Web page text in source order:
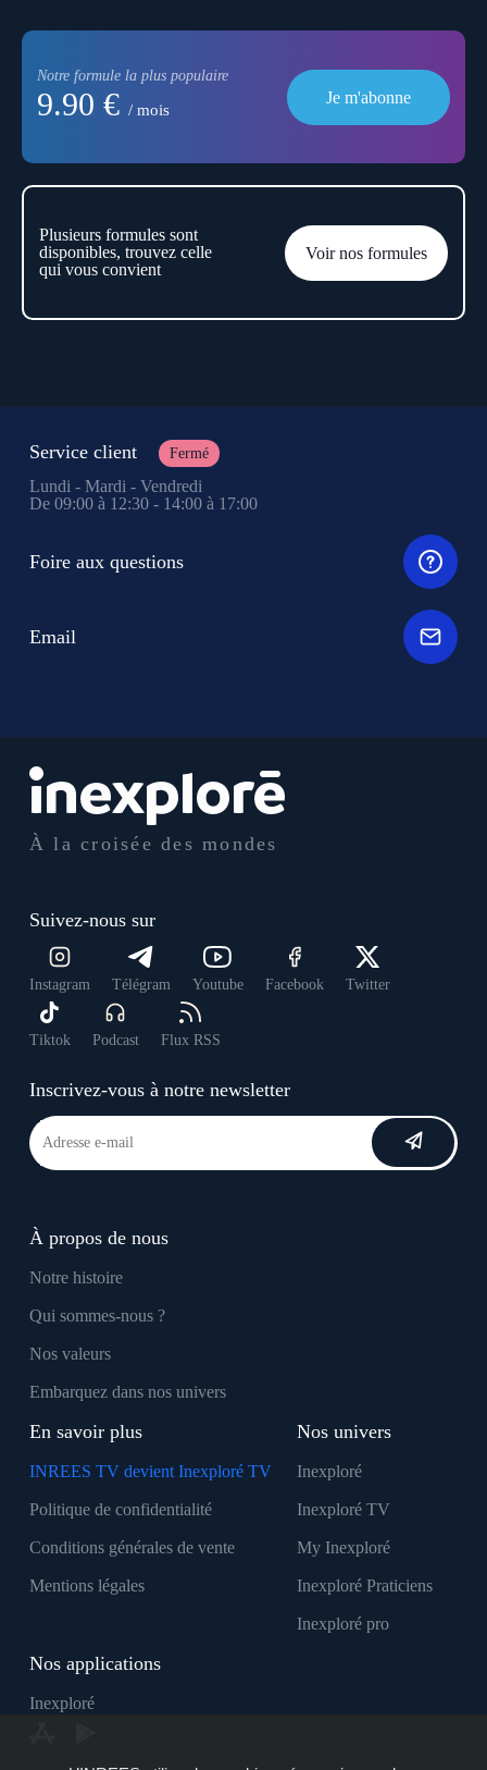
Notre formule la plus populaire
9.90 € / mois
Je m'abonne
Plusieurs formules sont
disponibles, trouvez celle
qui vous convient
Voir nos formules
À la croisée des mondes
Suivez-nous sur
Instagram Télégram Youtube Facebook Twitter
Tiktok Podcast Flux RSS
Inscrivez-vous à notre newsletter
À propos de nous
Notre histoire
Qui sommes-nous ?
Nos valeurs
Embarquez dans nos univers
En savoir plus
INREES TV devient Inexploré TV
Politique de confidentialité
Conditions générales de vente
Mentions légales
Nos univers
Inexploré
Inexploré TV
My Inexploré
Inexploré Praticiens
Inexploré pro
Nos applications
Inexploré
Service client Fermé
Lundi - Mardi - Vendredi
De 09:00 à 12:30 - 14:00 à 17:00
Foire aux questions
Email